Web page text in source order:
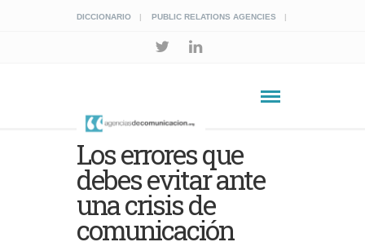
DICCIONARIO PUBLIC RELATIONS AGENCIES
Los errores que
debes evitar ante
una crisis de
comunicación